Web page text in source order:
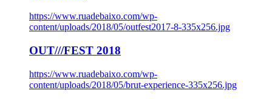
https://www.ruadebaixo.com/wp-
content/uploads/2018/05/outfest2017-8-335x256.jpg
OUT///FEST 2018
https://www.ruadebaixo.com/wp-
content/uploads/2018/05/brut-experience-335x256.jpg